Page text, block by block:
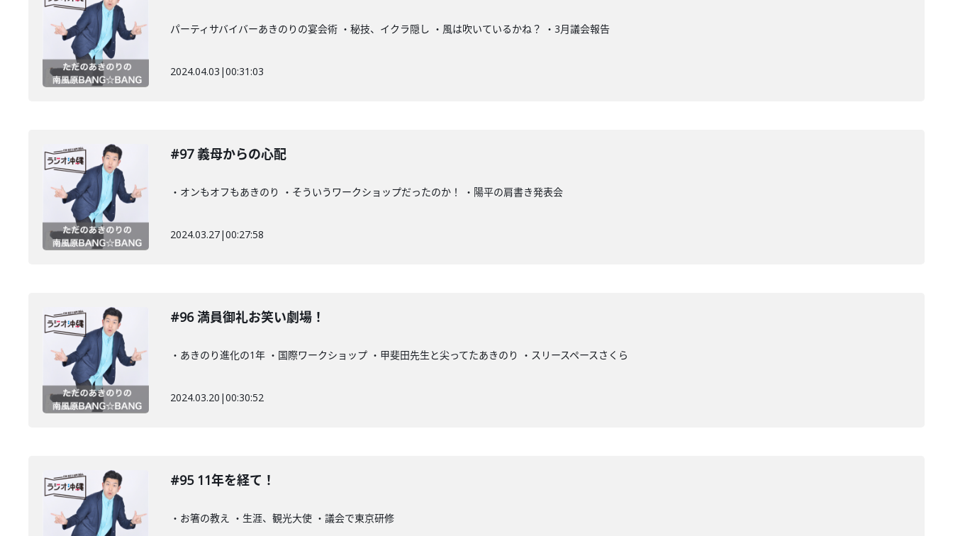
パーティサバイバーあきのりの宴会術 ・秘技、イクラ隠し ・風は吹いているかね？ ・3月議会報告
2024.04.03 |00:31:03
#97 義母からの心配
・オンもオフもあきのり ・そういうワークショップだったのか！ ・陽平の肩書き発表会
2024.03.27|00:27:58
#96 満員御礼お笑い劇場！
・あきのり進化の1年 ・国際ワークショップ ・甲斐田先生と尖ってたあきのり ・スリースペースさくら
2024.03.20 |00:30:52
#95 11年を経て！
・お箸の教え ・生涯、観光大使 ・議会で東京研修